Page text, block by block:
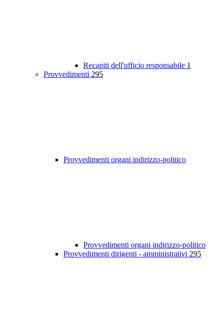
Recapiti dell'ufficio responsabile 1
Provvedimenti 295
Provvedimenti organi indirizzo-politico
Provvedimenti organi indirizzo-politico
Provvedimenti dirigenti - amministrativi 295